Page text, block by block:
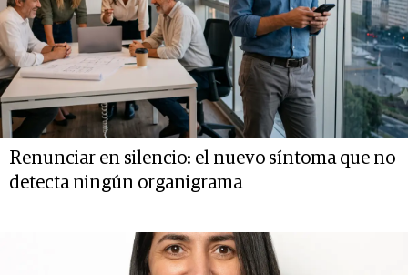
Renunciar en silencio: el nuevo síntoma que no
detecta ningún organigrama